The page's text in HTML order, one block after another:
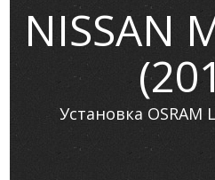
NISSAN
Установка OSRAM